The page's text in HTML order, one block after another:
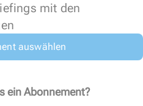
mit den
auswählen
ein Abonnement?